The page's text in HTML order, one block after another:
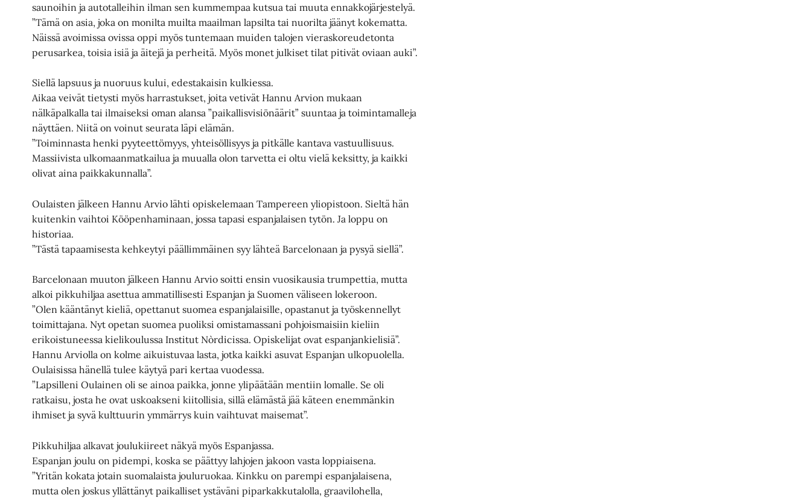
saunoihin ja autotalleihin ilman sen kummempaa kutsua tai muuta ennakkojärjestelyä.
”Tämä on asia, joka on monilta muilta maailman lapsilta tai nuorilta jäänyt kokematta.
Näissä avoimissa ovissa oppi myös tuntemaan muiden talojen vieraskoreudetonta
perusarkea, toisia isiä ja äitejä ja perheitä. Myös monet julkiset tilat pitivät oviaan auki”.
Siellä lapsuus ja nuoruus kului, edestakaisin kulkiessa.
Aikaa veivät tietysti myös harrastukset, joita vetivät Hannu Arvion mukaan
nälkäpalkalla tai ilmaiseksi oman alansa ”paikallisvisiönäärit” suuntaa ja toimintamalleja
näyttäen. Niitä on voinut seurata läpi elämän.
”Toiminnasta henki pyyteettömyys, yhteisöllisyys ja pitkälle kantava vastuullisuus.
Massiivista ulkomaanmatkailua ja muualla olon tarvetta ei oltu vielä keksitty, ja kaikki
olivat aina paikkakunnalla”.
Oulaisten jälkeen Hannu Arvio lähti opiskelemaan Tampereen yliopistoon. Sieltä hän
kuitenkin vaihtoi Kööpenhaminaan, jossa tapasi espanjalaisen tytön. Ja loppu on
historiaa.
”Tästä tapaamisesta kehkeytyi päällimmäinen syy lähteä Barcelonaan ja pysyä siellä”.
Barcelonaan muuton jälkeen Hannu Arvio soitti ensin vuosikausia trumpettia, mutta
alkoi pikkuhiljaa asettua ammatillisesti Espanjan ja Suomen väliseen lokeroon.
”Olen kääntänyt kieliä, opettanut suomea espanjalaisille, opastanut ja työskennellyt
toimittajana. Nyt opetan suomea puoliksi omistamassani pohjoismaisiin kieliin
erikoistuneessa kielikoulussa Institut Nòrdicissa. Opiskelijat ovat espanjankielisiä”.
Hannu Arviolla on kolme aikuistuvaa lasta, jotka kaikki asuvat Espanjan ulkopuolella.
Oulaisissa hänellä tulee käytyä pari kertaa vuodessa.
”Lapsilleni Oulainen oli se ainoa paikka, jonne ylipäätään mentiin lomalle. Se oli
ratkaisu, josta he ovat uskoakseni kiitollisia, sillä elämästä jää käteen enemmänkin
ihmiset ja syvä kulttuurin ymmärrys kuin vaihtuvat maisemat”.
Pikkuhiljaa alkavat joulukiireet näkyä myös Espanjassa.
Espanjan joulu on pidempi, koska se päättyy lahjojen jakoon vasta loppiaisena.
”Yritän kokata jotain suomalaista jouluruokaa. Kinkku on parempi espanjalaisena,
mutta olen joskus yllättänyt paikalliset ystäväni piparkakkutalolla, graavilohella,